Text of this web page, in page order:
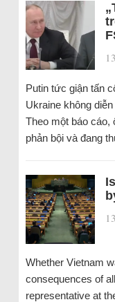
Putin tức giận tấn
Ukraine không
Theo một báo cáo,
phản bội và đang
Whether Vietnam
consequences of
representative at